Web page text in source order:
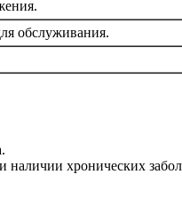
обслуживания.
хронических